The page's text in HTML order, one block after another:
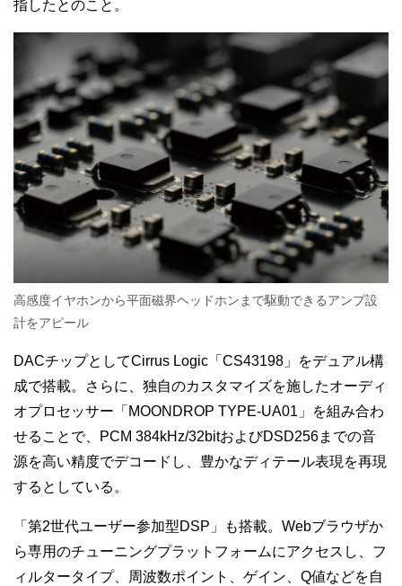
指したとのこと。
高感度イヤホンから平面磁界ヘッドホンまで駆動できるアンプ設
計をアピール
DACチップとしてCirrus Logic「CS43198」をデュアル構
成で搭載。さらに、独自のカスタマイズを施したオーディ
オプロセッサー「MOONDROP TYPE-UA01」を組み合わ
せることで、PCM 384kHz/32bitおよびDSD256までの音
源を高い精度でデコードし、豊かなディテール表現を再現
するとしている。
「第2世代ユーザー参加型DSP」も搭載。Webブラウザか
ら専用のチューニングプラットフォームにアクセスし、フ
ィルタータイプ、周波数ポイント、ゲイン、Q値などを自